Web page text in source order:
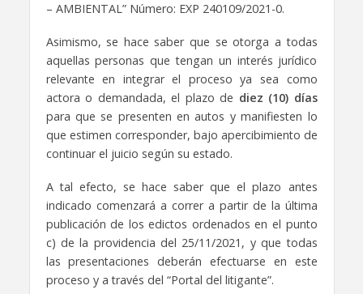
– AMBIENTAL” Número: EXP 240109/2021-0.
Asimismo, se hace saber que se otorga a todas
aquellas personas que tengan un interés jurídico
relevante en integrar el proceso ya sea como
actora o demandada, el plazo de diez (10) días
para que se presenten en autos y manifiesten lo
que estimen corresponder, bajo apercibimiento de
continuar el juicio según su estado.
A tal efecto, se hace saber que el plazo antes
indicado comenzará a correr a partir de la última
publicación de los edictos ordenados en el punto
c) de la providencia del 25/11/2021, y que todas
las presentaciones deberán efectuarse en este
proceso y a través del “Portal del litigante”.